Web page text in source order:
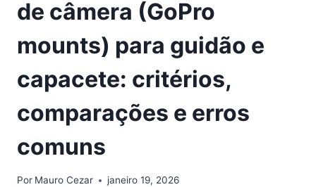
de câmera (GoPro
mounts) para guidão e
capacete: critérios,
comparações e erros
comuns
Por Mauro Cezar janeiro 19, 2026